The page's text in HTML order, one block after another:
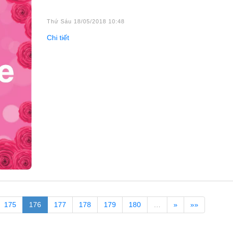
Thứ Sáu 18/05/2018 10:48
Chi tiết
175 176 177 178 179 180 … » »»